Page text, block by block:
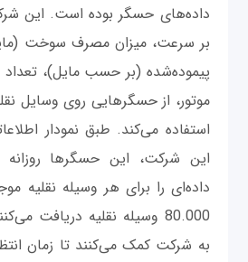
داده‌های حسگر بوده است. این
بر سرعت، میزان مصرف سوخت
پیموده‌شده (بر حسب مایل)، تعداد
موتور، از حسگرهایی روی وسایل
استفاده می‌کند. طبق نمودار
داده‌ای را برای هر وسیله نقلیه
80.000 وسیله نقلیه دریافت
به شرکت کمک می‌کنند تا زمان